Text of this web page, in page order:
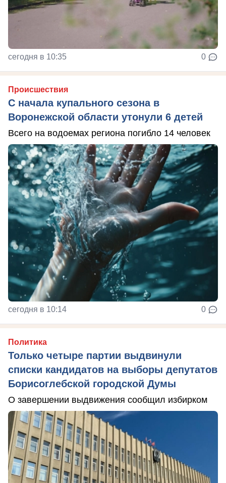
сегодня в 10:35 0
Происшествия
С начала купального сезона в
Воронежской области утонули 6 детей
Всего на водоемах региона погибло 14 человек
сегодня в 10:14 0
Политика
Только четыре партии выдвинули
списки кандидатов на выборы депутатов
Борисоглебской городской Думы
О завершении выдвижения сообщил избирком